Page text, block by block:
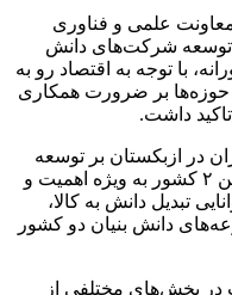
علمی و فناوری
توسعه شرکت‌های دانش
با توجه به اقتصاد رو به
بر ضرورت همکاری
داشت.
در ازبکستان بر توسعه
جنبه‌های اصلی همکاری‌های فناورانه بین ۲ کشور به ویژه اهمیت و
تبدیل دانش به کالا،
دانش بنیان دو کشور
بخش‌های مختلفی از